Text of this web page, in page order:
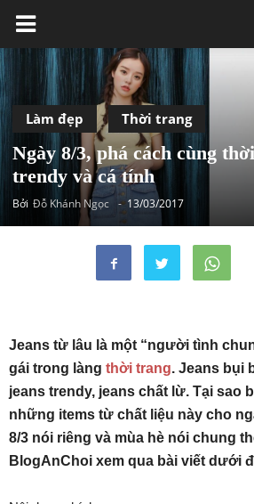
Làm đẹp Thời trang
Ngày 8/3, phá cách cùng
trendy và cá tính
Bởi Đỗ Khánh Ngọc - 13/03/2017
Jeans từ lâu là một “người tình
gái trong làng thời trang. Jeans bụi
jeans trendy, jeans chất lừ. Tại sao
những items từ chất liệu này cho
8/3 nói riêng và mùa hè nói chung
BlogAnChoi xem qua bài viết dưới